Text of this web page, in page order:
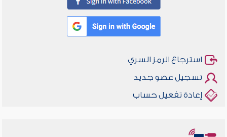
استرجاع الرمز السري
تسجيل عضو جديد
إعادة تفعيل حساب